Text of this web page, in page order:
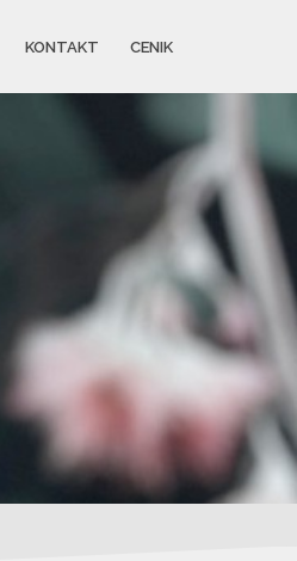
KONTAKT CENIK